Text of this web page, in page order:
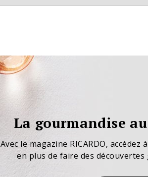
La gourmandise
Avec le magazine RICARDO,
en plus de faire des découvertes